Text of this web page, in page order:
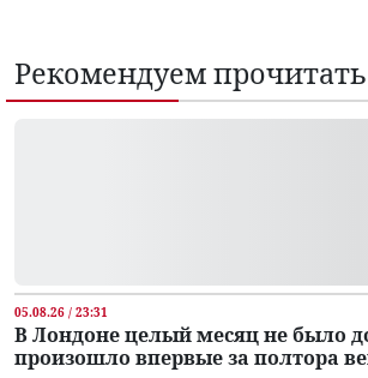
Рекомендуем прочитать
05.08.26 / 23:31
В Лондоне целый месяц не было
произошло впервые за полтора